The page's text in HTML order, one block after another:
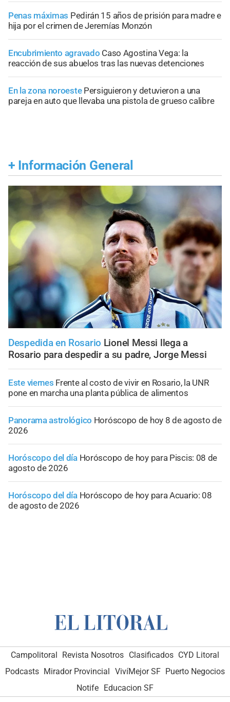
Penas máximas Pedirán 15 años de prisión para madre e
hija por el crimen de Jeremías Monzón
Encubrimiento agravado Caso Agostina Vega: la
reacción de sus abuelos tras las nuevas detenciones
En la zona noroeste Persiguieron y detuvieron a una
pareja en auto que llevaba una pistola de grueso calibre
+ Información General
Despedida en Rosario Lionel Messi llega a
Rosario para despedir a su padre, Jorge Messi
Este viernes Frente al costo de vivir en Rosario, la UNR
pone en marcha una planta pública de alimentos
Panorama astrológico Horóscopo de hoy 8 de agosto de
2026
Horóscopo del día Horóscopo de hoy para Piscis: 08 de
agosto de 2026
Horóscopo del día Horóscopo de hoy para Acuario: 08
de agosto de 2026
Campolitoral Revista Nosotros Clasificados CYD Litoral
Podcasts Mirador Provincial VivíMejor SF Puerto Negocios
Notife Educacion SF